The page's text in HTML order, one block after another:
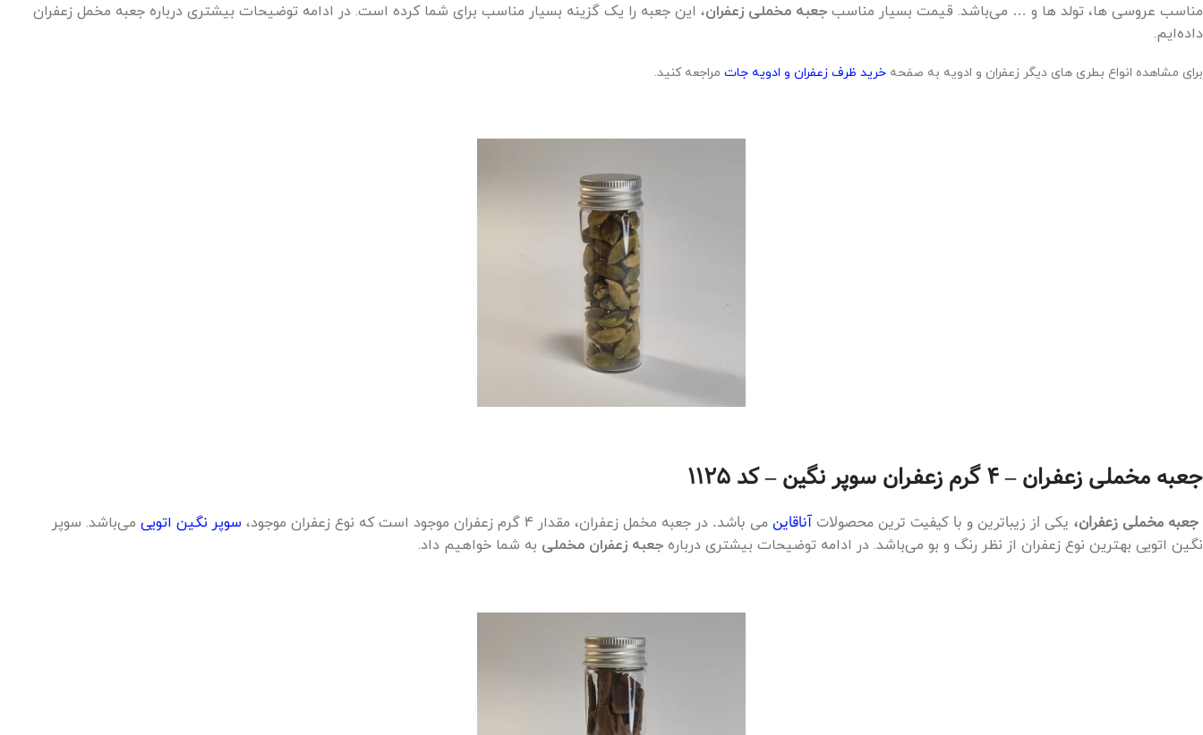
مناسب عروسی ها، تولد ها و … می‌باشد. قیمت بسیار مناسب جعبه مخملی زعفران، این جعبه را یک گزینه بسیار مناسب برای شما کرده است. در ادامه توضیحات بیشتری درباره جعبه مخمل زعفران
داده‌ایم.
برای مشاهده انواع بطری های دیگر زعفران و ادویه به صفحه خرید ظرف زعفران و ادویه جات مراجعه کنید.
جعبه مخملی زعفران – 4 گرم زعفران سوپر نگین – کد 1125
جعبه مخملی زعفران، یکی از زیباترین و با کیفیت ترین محصولاتآناقاینمی باشد. در جعبه مخمل زعفران، مقدار 4 گرم زعفران موجود است که نوع زعفران موجود، سوپر نگین اتویی می‌باشد. سوپر
نگین اتویی بهترین نوع زعفران از نظر رنگ و بو می‌باشد. در ادامه توضیحات بیشتری درباره جعبه زعفران مخملی به شما خواهیم داد.